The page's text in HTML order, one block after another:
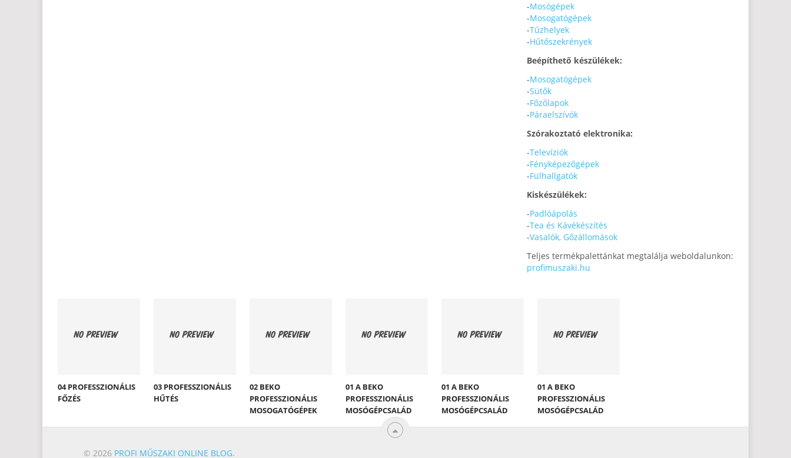
-Mosógépek
-Mosogatógépek
-Tűzhelyek
-Hűtőszekrények
Beépíthető készülékek:
-Mosogatógépek
-Sütők
-Főzőlapok
-Páraelszívók
Szórakoztató elektronika:
-Televíziók
-Fényképezőgépek
-Fülhallgatók
Kiskészülékek:
-Padlóápolás
-Tea és Kávékészítés
-Vasalók, Gőzállomások
Teljes termékpalettánkat megtalálja weboldalunkon:
profimuszaki.hu
04 PROFESSZIONÁLIS
FŐZÉS
03 PROFESSZIONÁLIS
HŰTÉS
02 BEKO
PROFESSZIONÁLIS
MOSOGATÓGÉPEK
01 A BEKO
PROFESSZIONÁLIS
MOSÓGÉPCSALÁD
01 A BEKO
PROFESSZIONÁLIS
MOSÓGÉPCSALÁD
01 A BEKO
PROFESSZIONÁLIS
MOSÓGÉPCSALÁD
© 2026 PROFI MŰSZAKI ONLINE BLOG.